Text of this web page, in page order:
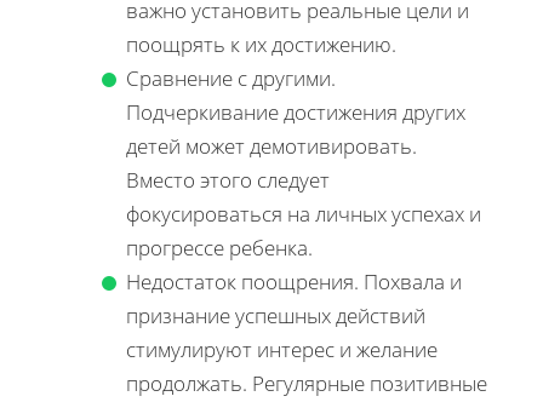
важно установить реальные цели и
поощрять к их достижению.
Сравнение с другими.
Подчеркивание достижения других
детей может демотивировать.
Вместо этого следует
фокусироваться на личных успехах и
прогрессе ребенка.
Недостаток поощрения. Похвала и
признание успешных действий
стимулируют интерес и желание
продолжать. Регулярные позитивные